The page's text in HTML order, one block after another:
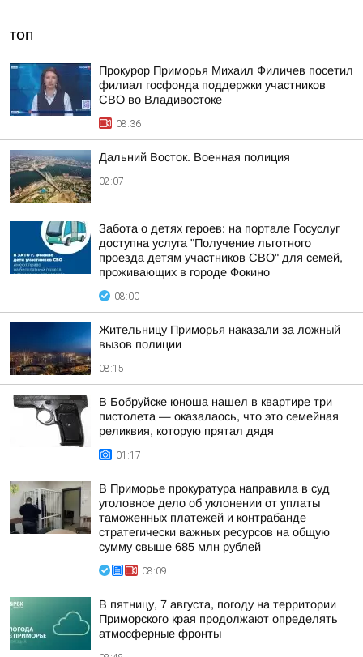
ТОП
Прокурор Приморья Михаил Филичев посетил
филиал госфонда поддержки участников
СВО во Владивостоке
08:36
Дальний Восток. Военная полиция
02:07
Забота о детях героев: на портале Госуслуг
доступна услуга "Получение льготного
проезда детям участников СВО" для семей,
проживающих в городе Фокино
08:00
Жительницу Приморья наказали за ложный
вызов полиции
08:15
В Бобруйске юноша нашел в квартире три
пистолета — оказалаось, что это семейная
реликвия, которую прятал дядя
01:17
В Приморье прокуратура направила в суд
уголовное дело об уклонении от уплаты
таможенных платежей и контрабанде
стратегически важных ресурсов на общую
сумму свыше 685 млн рублей
08:09
В пятницу, 7 августа, погоду на территории
Приморского края продолжают определять
атмосферные фронты